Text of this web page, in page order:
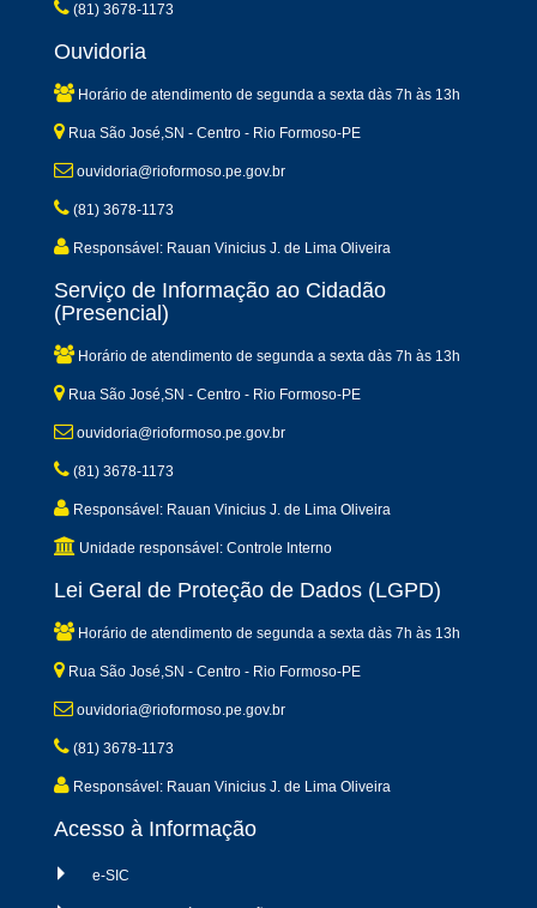
(81) 3678-1173
Ouvidoria
Horário de atendimento de segunda a sexta dàs 7h às 13h
Rua São José,SN - Centro - Rio Formoso-PE
ouvidoria@rioformoso.pe.gov.br
(81) 3678-1173
Responsável: Rauan Vinicius J. de Lima Oliveira
Serviço de Informação ao Cidadão
(Presencial)
Horário de atendimento de segunda a sexta dàs 7h às 13h
Rua São José,SN - Centro - Rio Formoso-PE
ouvidoria@rioformoso.pe.gov.br
(81) 3678-1173
Responsável: Rauan Vinicius J. de Lima Oliveira
Unidade responsável: Controle Interno
Lei Geral de Proteção de Dados (LGPD)
Horário de atendimento de segunda a sexta dàs 7h às 13h
Rua São José,SN - Centro - Rio Formoso-PE
ouvidoria@rioformoso.pe.gov.br
(81) 3678-1173
Responsável: Rauan Vinicius J. de Lima Oliveira
Acesso à Informação
e-SIC